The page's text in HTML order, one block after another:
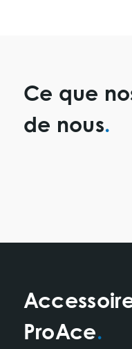
Ce que
de nous
ProAce